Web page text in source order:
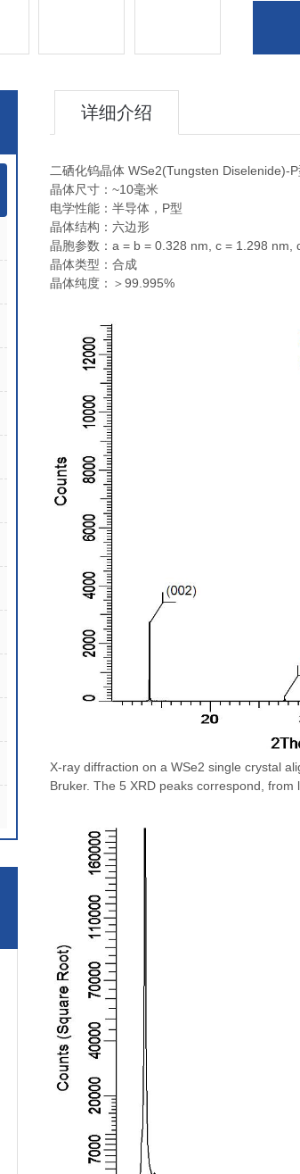
详细介绍
二硒化钨晶体 WSe2(Tungsten Diselenide)-P
晶体尺寸：~10毫米
电学性能：半导体，P型
晶体结构：六边形
晶胞参数：a = b = 0.328 nm, c = 1.298 nm,
晶体类型：合成
晶体纯度：＞99.995%
X-ray diffraction on a WSe2 single crystal
Bruker. The 5 XRD peaks correspond,